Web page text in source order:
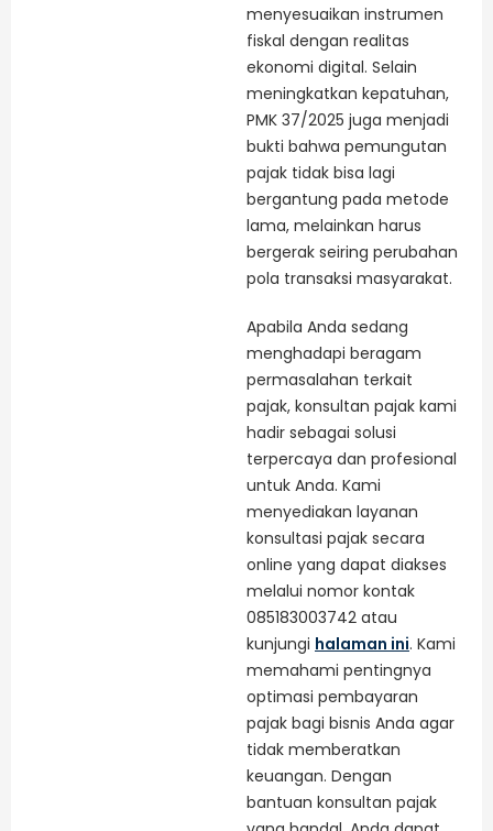
menyesuaikan instrumen
fiskal dengan realitas
ekonomi digital. Selain
meningkatkan kepatuhan,
PMK 37/2025 juga menjadi
bukti bahwa pemungutan
pajak tidak bisa lagi
bergantung pada metode
lama, melainkan harus
bergerak seiring perubahan
pola transaksi masyarakat.
Apabila Anda sedang
menghadapi beragam
permasalahan terkait
pajak, konsultan pajak kami
hadir sebagai solusi
terpercaya dan profesional
untuk Anda. Kami
menyediakan layanan
konsultasi pajak secara
online yang dapat diakses
melalui nomor kontak
085183003742 atau
kunjungi halaman ini. Kami
memahami pentingnya
optimasi pembayaran
pajak bagi bisnis Anda agar
tidak memberatkan
keuangan. Dengan
bantuan konsultan pajak